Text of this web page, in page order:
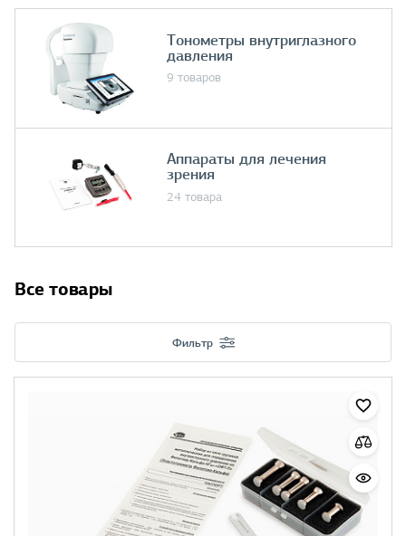
Тонометры внутриглазного
давления
9 товаров
Аппараты для лечения
зрения
24 товара
Все товары
Фильтр